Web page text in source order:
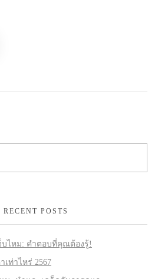
RECENT POSTS
บไหม: คำตอบที่คุณต้องรู้!
ท่าไหร่ 2567